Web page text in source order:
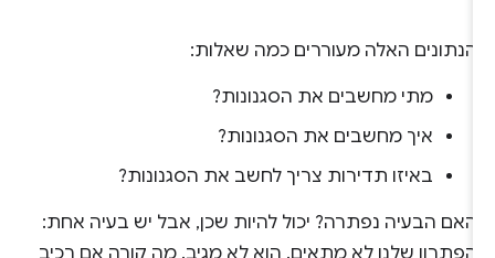
הנתונים האלה מעוררים כמה שאלות:
מתי מחשבים את הסגנונות?
איך מחשבים את הסגנונות?
באיזו תדירות צריך לחשב את הסגנונות?
האם הבעיה נפתרה? יכול להיות שכן, אבל יש בעיה אחת:
הפתרון שלנו לא מתאים. הוא לא מגיב. מה קורה אם רכיב